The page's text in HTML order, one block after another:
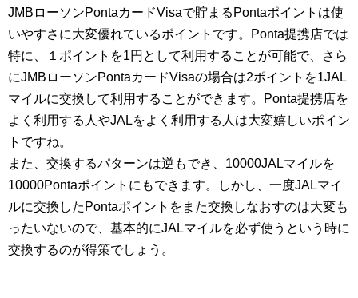
JMBローソンPontaカードVisaで貯まるPontaポイントは使
いやすさに大変優れているポイントです。Ponta提携店では
特に、１ポイントを1円として利用することが可能で、さら
にJMBローソンPontaカードVisaの場合は2ポイントを1JAL
マイルに交換して利用することができます。Ponta提携店を
よく利用する人やJALをよく利用する人は大変嬉しいポイン
トですね。
また、交換するパターンは逆もでき、10000JALマイルを
10000Pontaポイントにもできます。しかし、一度JALマイ
ルに交換したPontaポイントをまた交換しなおすのは大変も
ったいないので、基本的にJALマイルを必ず使うという時に
交換するのが得策でしょう。